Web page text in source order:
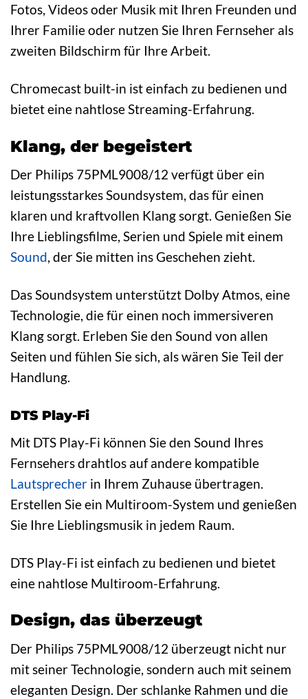
Fotos, Videos oder Musik mit Ihren Freunden und
Ihrer Familie oder nutzen Sie Ihren Fernseher als
zweiten Bildschirm für Ihre Arbeit.
Chromecast built-in ist einfach zu bedienen und
bietet eine nahtlose Streaming-Erfahrung.
Klang, der begeistert
Der Philips 75PML9008/12 verfügt über ein
leistungsstarkes Soundsystem, das für einen
klaren und kraftvollen Klang sorgt. Genießen Sie
Ihre Lieblingsfilme, Serien und Spiele mit einem
Sound, der Sie mitten ins Geschehen zieht.
Das Soundsystem unterstützt Dolby Atmos, eine
Technologie, die für einen noch immersiveren
Klang sorgt. Erleben Sie den Sound von allen
Seiten und fühlen Sie sich, als wären Sie Teil der
Handlung.
DTS Play-Fi
Mit DTS Play-Fi können Sie den Sound Ihres
Fernsehers drahtlos auf andere kompatible
Lautsprecher in Ihrem Zuhause übertragen.
Erstellen Sie ein Multiroom-System und genießen
Sie Ihre Lieblingsmusik in jedem Raum.
DTS Play-Fi ist einfach zu bedienen und bietet
eine nahtlose Multiroom-Erfahrung.
Design, das überzeugt
Der Philips 75PML9008/12 überzeugt nicht nur
mit seiner Technologie, sondern auch mit seinem
eleganten Design. Der schlanke Rahmen und die